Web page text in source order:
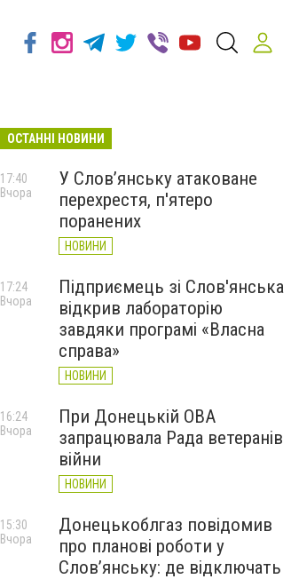
ОСТАННІ НОВИНИ
У Слов’янську атаковане
перехрестя, п'ятеро
поранених
НОВИНИ
17:40
Вчора
Підприємець зі Слов'янська
відкрив лабораторію
завдяки програмі «Власна
справа»
НОВИНИ
17:24
Вчора
При Донецькій ОВА
запрацювала Рада ветеранів
війни
НОВИНИ
16:24
Вчора
Донецькоблгаз повідомив
про планові роботи у
Слов’янську: де відключать
15:30
Вчора